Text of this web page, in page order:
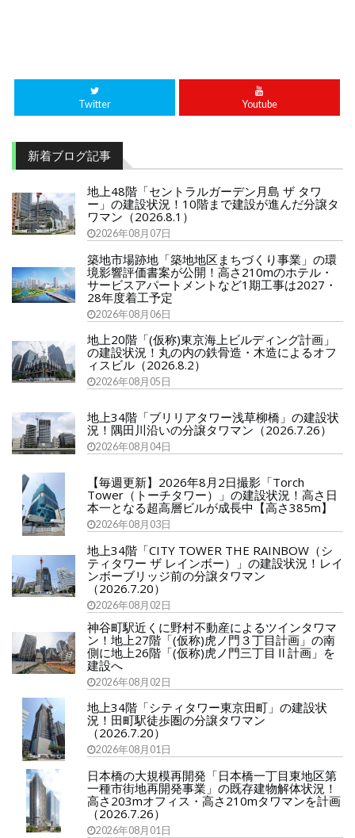
Twitter Youtube
新着ブログ記事
地上48階「セントラルガーデン月島 ザ タワ
ー」の建設状況！10階まで建設が進んだ分譲タ
ワマン（2026.8.1）
2026年08月07日
築地市場跡地「築地地区まちづくり事業」の環
境影響評価書案が公開！高さ210mのホテル・
サービスアパートメントなど1期工事は2027・
28年度着工予定
2026年08月06日
地上20階「(仮称)東京海上ビルディング計画」
の建設状況！丸の内の鉄骨造・木造によるオフ
ィスビル（2026.8.2）
2026年08月05日
地上34階「ブリリアタワー浅草柳橋」の建設状
況！隅田川沿いの分譲タワマン（2026.7.26）
2026年08月04日
【毎週更新】2026年8月2日撮影「Torch
Tower（トーチタワー）」の建設状況！高さ日
本一となる超高層ビルが成長中【高さ385m】
2026年08月03日
地上34階「CITY TOWER THE RAINBOW（シ
ティタワー ザ レインボー）」の建設状況！レイ
ンボーブリッジ前の分譲タワマン
（2026.7.20）
2026年08月02日
神谷町駅近くに野村不動産によるツインタワマ
ン！地上27階「(仮称)虎ノ門３丁目計画」の南
側に地上26階「(仮称)虎ノ門三丁目Ⅱ計画」を
建設へ
2026年08月02日
地上34階「シティタワー東京田町」の建設状
況！田町駅徒歩圏の分譲タワマン
（2026.7.20）
2026年08月01日
日本橋の大規模再開発「日本橋一丁目東地区第
一種市街地再開発事業」の既存建物解体状況！
高さ203mオフィス・高さ210mタワマンを計画
（2026.7.26）
2026年08月01日